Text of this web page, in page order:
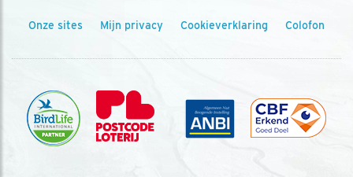
Onze sites Mijn privacy Cookieverklaring Colofon